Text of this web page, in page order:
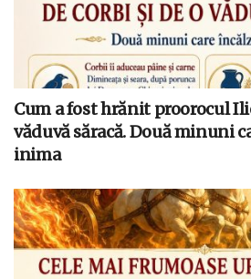
Cum a fost hrănit proorocul
văduvă săracă. Două minuni
inima